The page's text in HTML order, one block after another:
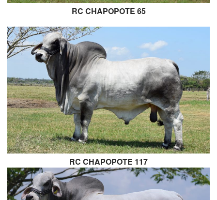
RC CHAPOPOTE 65
RC CHAPOPOTE 117